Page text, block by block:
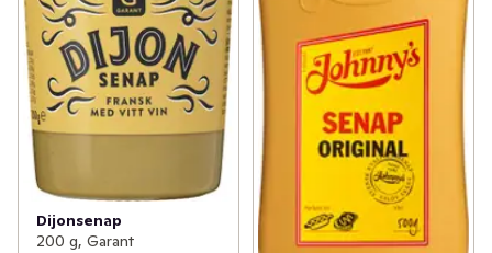
Dijonsenap
200 g, Garant